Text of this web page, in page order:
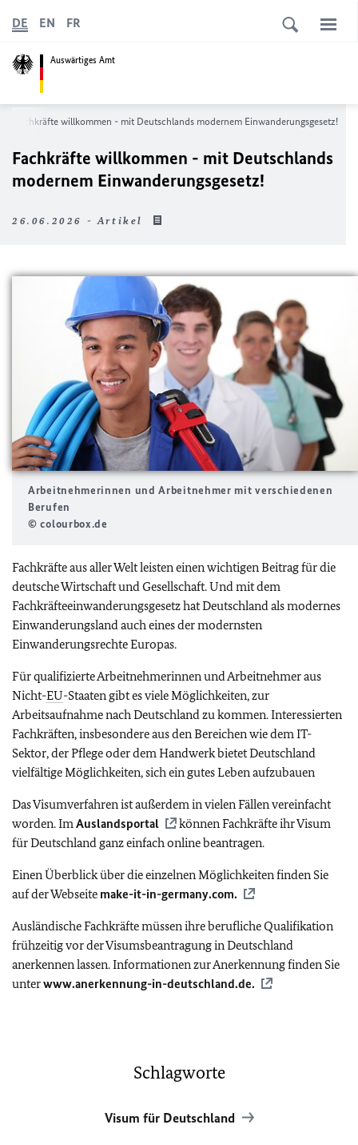
Auswärtiges Amt
DE EN FR
Fachkräfte willkommen - mit Deutschlands modernem Einwanderungsgesetz!
Fachkräfte willkommen - mit Deutschlands
modernem Einwanderungsgesetz!
26.06.2026 - Artikel
Arbeitnehmerinnen und Arbeitnehmer mit verschiedenen
Berufen
© colourbox.de
Fachkräfte aus aller Welt leisten einen wichtigen Beitrag für die
deutsche Wirtschaft und Gesellschaft. Und mit dem
Fachkräfteeinwanderungsgesetz hat Deutschland als modernes
Einwanderungsland auch eines der modernsten
Einwanderungsrechte Europas.
Für qualifizierte Arbeitnehmerinnen und Arbeitnehmer aus
Nicht-EU-Staaten gibt es viele Möglichkeiten, zur
Arbeitsaufnahme nach Deutschland zu kommen. Interessierten
Fachkräften, insbesondere aus den Bereichen wie dem IT-
Sektor, der Pflege oder dem Handwerk bietet Deutschland
vielfältige Möglichkeiten, sich ein gutes Leben aufzubauen
Das Visumverfahren ist außerdem in vielen Fällen vereinfacht
worden. ImAuslandsportal
können Fachkräfte ihr Visum
für Deutschland ganz einfach online beantragen.
Einen Überblick über die einzelnen Möglichkeiten finden Sie
auf der Webseite make-it-in-germany.com.
Ausländische Fachkräfte müssen ihre berufliche Qualifikation
frühzeitig vor der Visumsbeantragung in Deutschland
anerkennen lassen. Informationen zur Anerkennung finden Sie
unterwww.anerkennung-in-deutschland.de.
Schlagworte
Visum für Deutschland